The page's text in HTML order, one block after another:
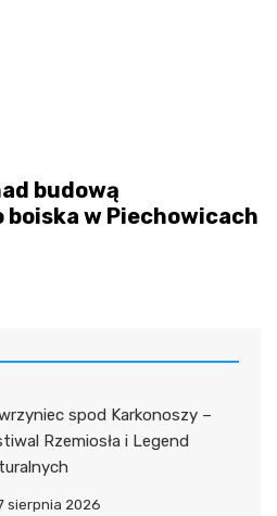
budową
w Piechowicach
spod Karkonoszy –
Rzemiosła i Legend
sierpnia 2026